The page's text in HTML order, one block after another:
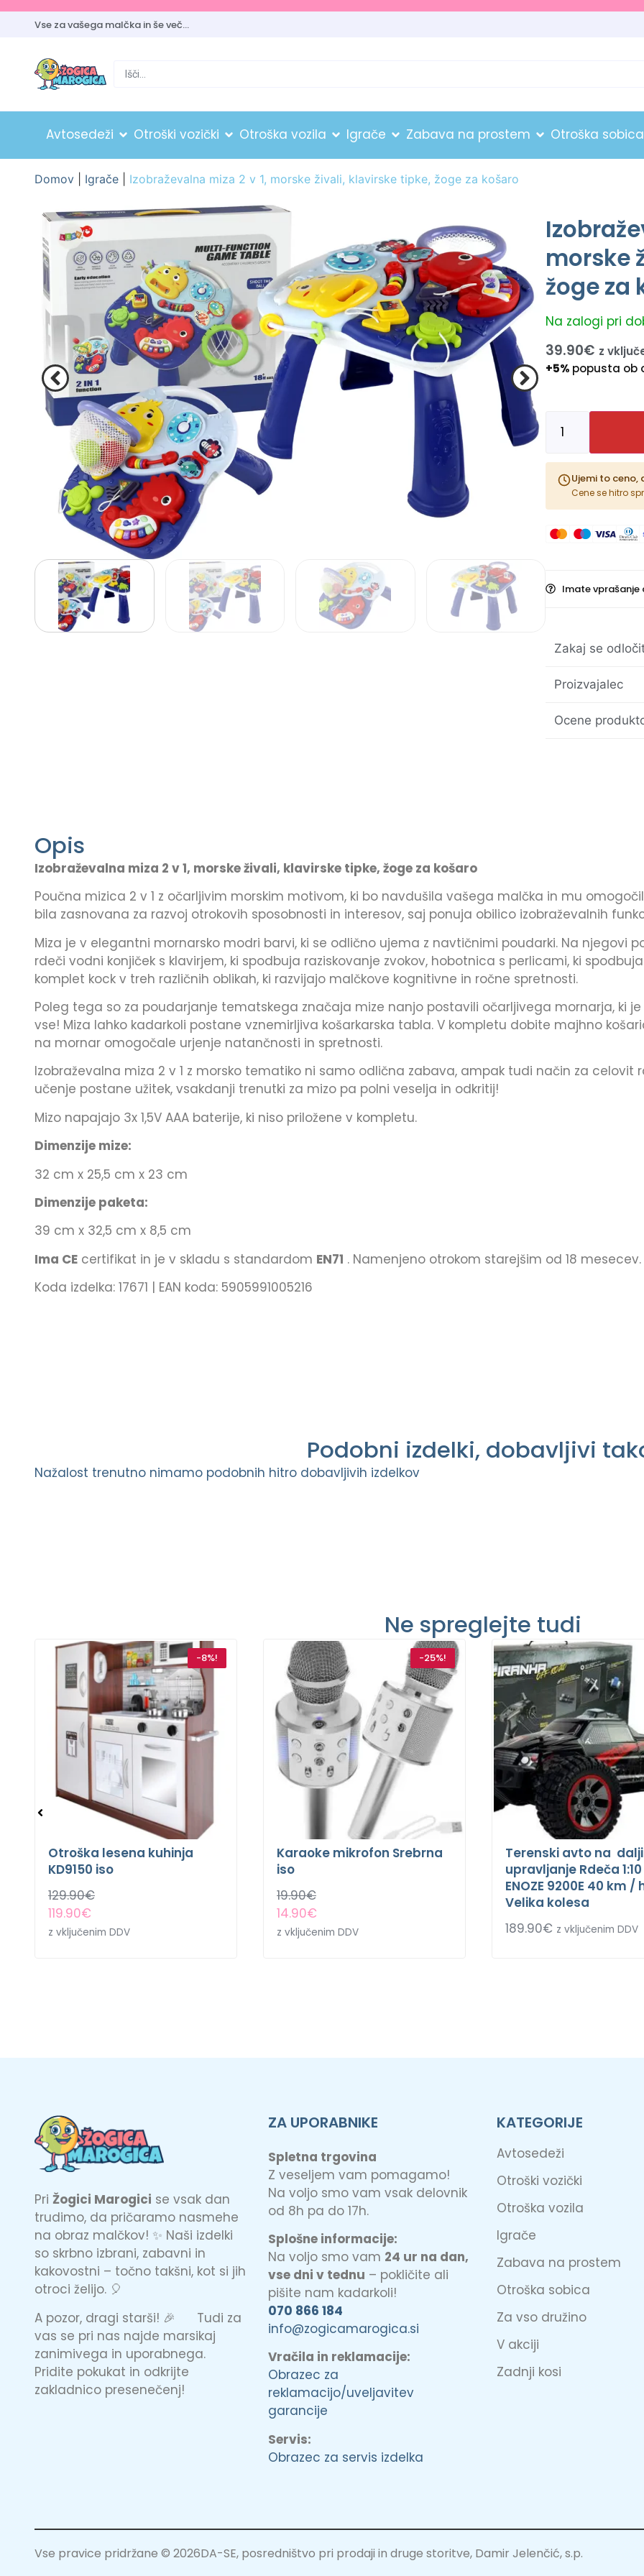
Vse za vašega malčka in še več…
Avtosedeži Otroški vozički Otroška vozila Igrače Zabava na prostem Otroška sobica
Domov Igrače Izobraževalna miza 2 v 1, morske živali, klavirske tipke, žoge za košaro
morske
žoge za
Na zalogi pri
39.90€ z
+5% popusta ob
Ujemi to ceno,
Cene se hitro
Imate
Zakaj se
Proizvajalec
Ocene
Opis
Izobraževalna miza 2 v 1, morske živali, klavirske tipke, žoge za košaro
Poučna mizica 2 v 1 z očarljivim morskim motivom, ki bo navdušila vašega malčka in mu
bila zasnovana za razvoj otrokovih sposobnosti in interesov, saj ponuja obilico izobraževalnih
Miza je v elegantni mornarsko modri barvi, ki se odlično ujema z navtičnimi poudarki. Na njegovi
rdeči vodni konjiček s klavirjem, ki spodbuja raziskovanje zvokov, hobotnica s perlicami, ki
komplet kock v treh različnih oblikah, ki razvijajo malčkove kognitivne in ročne spretnosti.
Poleg tega so za poudarjanje tematskega značaja mize nanjo postavili očarljivega mornarja, ki
vse! Miza lahko kadarkoli postane vznemirljiva košarkarska tabla. V kompletu dobite majhno
na mornar omogočale urjenje natančnosti in spretnosti.
Izobraževalna miza 2 v 1 z morsko tematiko ni samo odlična zabava, ampak tudi način za
učenje postane užitek, vsakdanji trenutki za mizo pa polni veselja in odkritij!
Mizo napajajo 3x 1,5V AAA baterije, ki niso priložene v kompletu.
Dimenzije mize:
32 cm x 25,5 cm x 23 cm
Dimenzije paketa:
39 cm x 32,5 cm x 8,5 cm
Ima CE certifikat in je v skladu s standardom EN71 . Namenjeno otrokom starejšim od 18 mesecev.
Koda izdelka: 17671 | EAN koda: 5905991005216
Podobni izdelki, dobavljivi
Nažalost trenutno nimamo podobnih hitro dobavljivih izdelkov
Ne spreglejte tudi
-8%!
Otroška lesena kuhinja
KD9150 iso
129.90€
119.90€
z vključenim DDV
-25%!
Karaoke mikrofon Srebrna
iso
19.90€
14.90€
z vključenim DDV
Terenski avto na
upravljanje Rdeča 1:10
ENOZE 9200E 40 km /
Velika kolesa
189.90€ z vključenim DDV
Pri Žogici Marogici se vsak dan
trudimo, da pričaramo nasmehe
na obraz malčkov! ✨ Naši izdelki
so skrbno izbrani, zabavni in
kakovostni – točno takšni, kot si jih
otroci želijo. 🎈
A pozor, dragi starši! 🎉 Tudi za
vas se pri nas najde marsikaj
zanimivega in uporabnega.
Pridite pokukat in odkrijte
zakladnico presenečenj!
ZA UPORABNIKE
Spletna trgovina
Z veseljem vam pomagamo!
Na voljo smo vam vsak delovnik
od 8h pa do 17h.
Splošne informacije:
Na voljo smo vam 24 ur na dan,
vse dni v tednu – pokličite ali
pišite nam kadarkoli!
070 866 184
info@zogicamarogica.si
Vračila in reklamacije:
Obrazec za
reklamacijo/uveljavitev
garancije
Servis:
Obrazec za servis izdelka
KATEGORIJE
Avtosedeži
Otroški vozički
Otroška vozila
Igrače
Zabava na prostem
Otroška sobica
Za vso družino
V akciji
Zadnji kosi
Vse pravice pridržane © 2026DA-SE, posredništvo pri prodaji in druge storitve, Damir Jelenčić, s.p.